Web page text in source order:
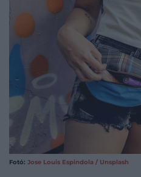
Fotó: Jose Louis Espindola / Unsplash